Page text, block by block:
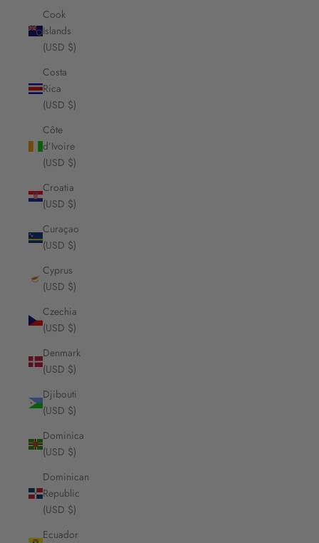
Cook
Islands
(USD $)
Costa
Rica
(USD $)
Côte
d’Ivoire
(USD $)
Croatia
(USD $)
Curaçao
(USD $)
Cyprus
(USD $)
Czechia
(USD $)
Denmark
(USD $)
Djibouti
(USD $)
Dominica
(USD $)
Dominican
Republic
(USD $)
Ecuador